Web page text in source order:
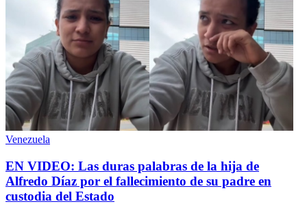
Venezuela
EN VIDEO: Las duras palabras de la hija de
Alfredo Díaz por el fallecimiento de su padre en
custodia del Estado